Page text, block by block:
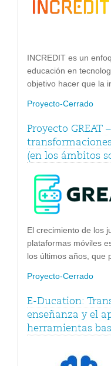
INCREDIT es un
educación en
objetivo hacer que la
Proyecto-Cerrado
Proyecto GREAT
(en los ámbitos
El crecimiento de los
plataformas móviles
los últimos años, que
Proyecto-Cerrado
E-Ducation:
enseñanza y el
herramientas